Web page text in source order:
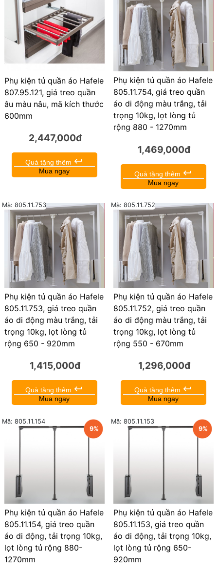
Phụ kiện tủ quần áo Hafele
807.95.121, giá treo quần
âu màu nâu, mã kích thước
600mm
2,447,000đ
Quà tặng thêm keyboard_return
Mua ngay
Phụ kiện tủ quần áo Hafele
805.11.754, giá treo quần
áo di động màu trắng, tải
trọng 10kg, lọt lòng tủ
rộng 880 - 1270mm
1,469,000đ
Quà tặng thêm keyboard_return
Mua ngay
Phụ kiện tủ quần áo Hafele
805.11.753, giá treo quần
áo di động màu trắng, tải
trọng 10kg, lọt lòng tủ
rộng 650 - 920mm
Mã: 805.11.753
1,415,000đ
Quà tặng thêm keyboard_return
Mua ngay
Phụ kiện tủ quần áo Hafele
805.11.752, giá treo quần
áo di động màu trắng, tải
trọng 10kg, lọt lòng tủ
rộng 550 - 670mm
Mã: 805.11.752
1,296,000đ
Quà tặng thêm keyboard_return
Mua ngay
9%
Phụ kiện tủ quần áo Hafele
805.11.154, giá treo quần
áo di động, tải trọng 10kg,
lọt lòng tủ rộng 880-
1270mm
Mã: 805.11.154
9%
Phụ kiện tủ quần áo Hafele
805.11.153, giá treo quần
áo di động, tải trọng 10kg,
lọt lòng tủ rộng 650-
920mm
Mã: 805.11.153